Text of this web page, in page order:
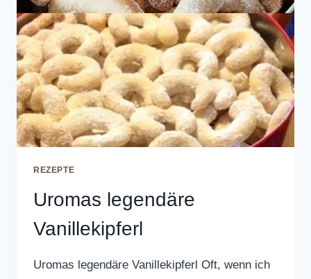
REZEPTE
Uromas legendäre
Vanillekipferl
Uromas legendäre Vanillekipferl Oft, wenn ich